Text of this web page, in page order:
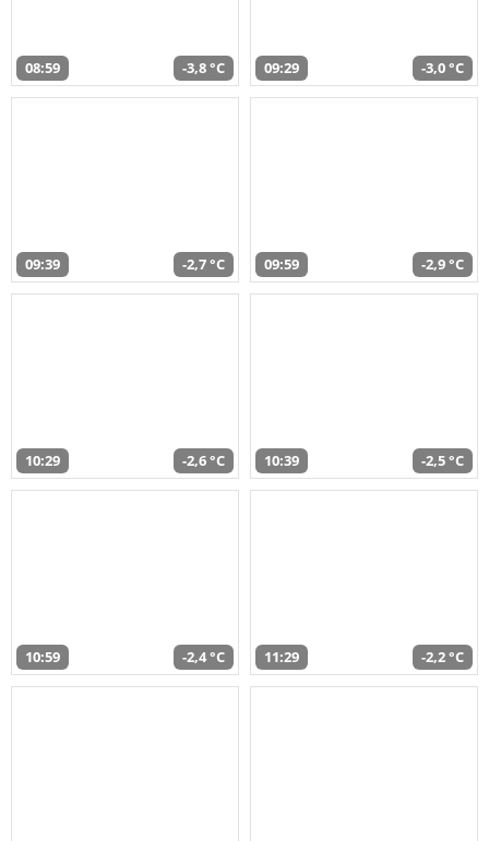
08:59 -3,8 °C 09:29 -3,0 °C
09:39 -2,7 °C 09:59 -2,9 °C
10:29 -2,6 °C 10:39 -2,5 °C
10:59 -2,4 °C 11:29 -2,2 °C